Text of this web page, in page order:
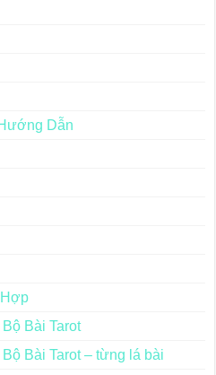
Dẫn
Bài Tarot
Bài Tarot – từng lá bài